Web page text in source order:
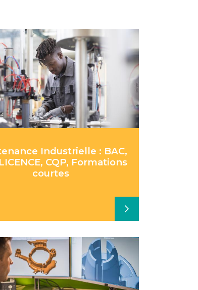
Industrielle : BAC,
CQP, Formations
courtes